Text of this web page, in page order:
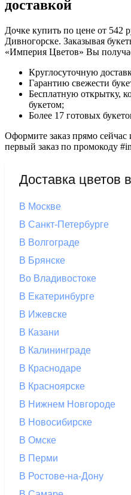
доставкой
Дочке купить по цене от 542
Дивногорске. Заказывая
«Империя Цветов» Вы
Круглосуточную
Гарантию свежести
Бесплатную открытку,
букетом;
Более 17 готовых
Оформите заказ прямо
первый заказ по промокоду
Доставка цветов
В Москве
В Санкт-Петербурге
В Волгограде
В Брянске
Во Владивостоке
В Екатеринбурге
В Ижевске
В Казани
В Калининграде
В Краснодаре
В Красноярске
В Нижнем Новгороде
В Новосибирске
В Омске
В Перми
В Ростове-на-Дону